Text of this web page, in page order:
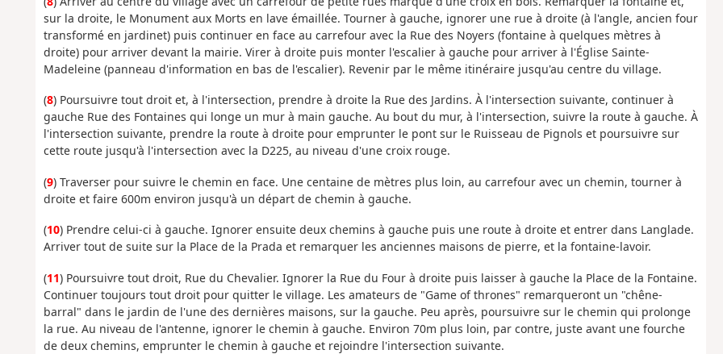
sur la droite, le Monument aux Morts en lave émaillée. Tourner à gauche, ignorer une rue à droite (à l'angle, ancien four
transformé en jardinet) puis continuer en face au carrefour avec la Rue des Noyers (fontaine à quelques mètres à
droite) pour arriver devant la mairie. Virer à droite puis monter l'escalier à gauche pour arriver à l'Église Sainte-
Madeleine (panneau d'information en bas de l'escalier). Revenir par le même itinéraire jusqu'au centre du village.
(8) Poursuivre tout droit et, à l'intersection, prendre à droite la Rue des Jardins. À l'intersection suivante, continuer à
gauche Rue des Fontaines qui longe un mur à main gauche. Au bout du mur, à l'intersection, suivre la route à gauche. À
l'intersection suivante, prendre la route à droite pour emprunter le pont sur le Ruisseau de Pignols et poursuivre sur
cette route jusqu'à l'intersection avec la D225, au niveau d'une croix rouge.
(9) Traverser pour suivre le chemin en face. Une centaine de mètres plus loin, au carrefour avec un chemin, tourner à
droite et faire 600m environ jusqu'à un départ de chemin à gauche.
(10) Prendre celui-ci à gauche. Ignorer ensuite deux chemins à gauche puis une route à droite et entrer dans Langlade.
Arriver tout de suite sur la Place de la Prada et remarquer les anciennes maisons de pierre, et la fontaine-lavoir.
(11) Poursuivre tout droit, Rue du Chevalier. Ignorer la Rue du Four à droite puis laisser à gauche la Place de la Fontaine.
Continuer toujours tout droit pour quitter le village. Les amateurs de "Game of thrones" remarqueront un "chêne-
barral" dans le jardin de l'une des dernières maisons, sur la gauche. Peu après, poursuivre sur le chemin qui prolonge
la rue. Au niveau de l'antenne, ignorer le chemin à gauche. Environ 70m plus loin, par contre, juste avant une fourche
de deux chemins, emprunter le chemin à gauche et rejoindre l'intersection suivante.